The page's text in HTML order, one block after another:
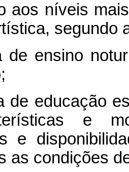
aos níveis
segundo
de ensino
de educação
e
e
as condições